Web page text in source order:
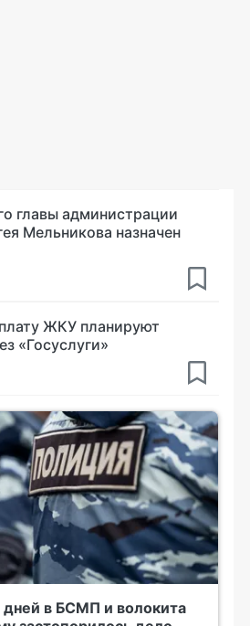
главы администрации
Мельникова назначен
ЖКУ планируют
«Госуслуги»
в БСМП и волокита